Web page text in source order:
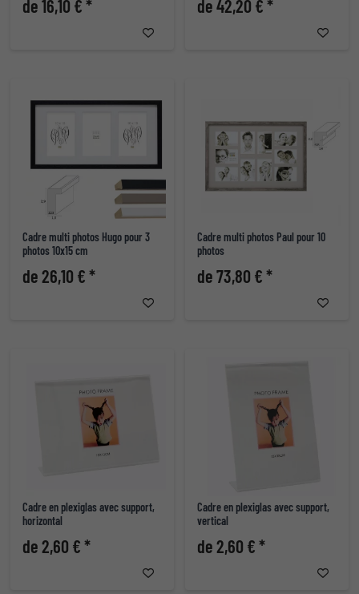
de 16,10 € * de 42,20 € *
Cadre multi photos Hugo pour 3
photos 10x15 cm
de 26,10 € *
Cadre multi photos Paul pour 10
photos
de 73,80 € *
Cadre en plexiglas avec support,
horizontal
de 2,60 € *
Cadre en plexiglas avec support,
vertical
de 2,60 € *